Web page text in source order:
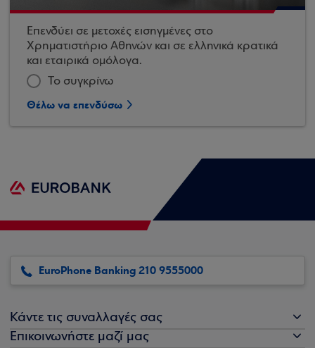
Το συγκρίνω
Επενδύει σε μετοχές εισηγμένες στο
Χρηματιστήριο Αθηνών και σε ελληνικά κρατικά
και εταιρικά ομόλογα.
Θέλω να επενδύσω
EuroPhone Banking 210 9555000
Κάντε τις συναλλαγές σας
Επικοινωνήστε μαζί μας